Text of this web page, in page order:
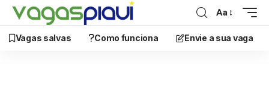
Aa
Vagas salvas Como funciona Envie a sua vaga